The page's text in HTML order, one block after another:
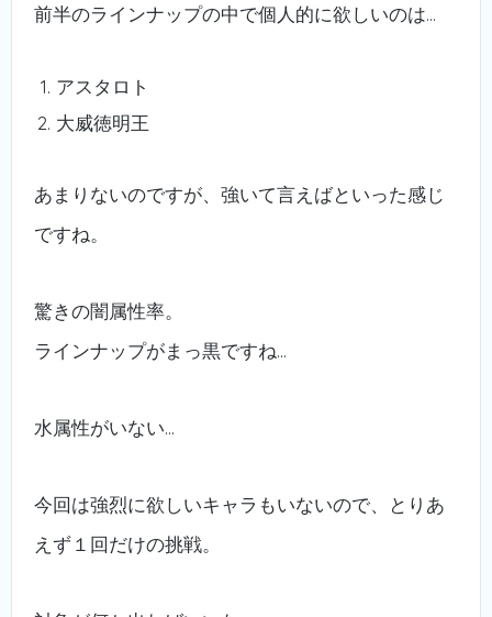
前半のラインナップの中で個人的に欲しいのは…
アスタロト
大威徳明王
あまりないのですが、強いて言えばといった感じ
ですね。
驚きの闇属性率。
ラインナップがまっ黒ですね…
水属性がいない…
今回は強烈に欲しいキャラもいないので、とりあ
えず１回だけの挑戦。